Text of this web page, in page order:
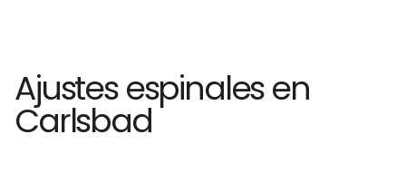
Ajustes espinales en
Carlsbad